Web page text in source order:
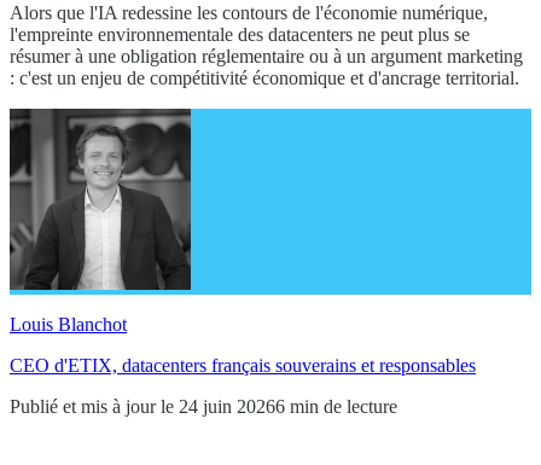
Alors que l'IA redessine les contours de l'économie numérique,
l'empreinte environnementale des datacenters ne peut plus se
résumer à une obligation réglementaire ou à un argument marketing
: c'est un enjeu de compétitivité économique et d'ancrage territorial.
Louis Blanchot
CEO d'ETIX, datacenters français souverains et responsables
Publié et mis à jour le 24 juin 20266 min de lecture